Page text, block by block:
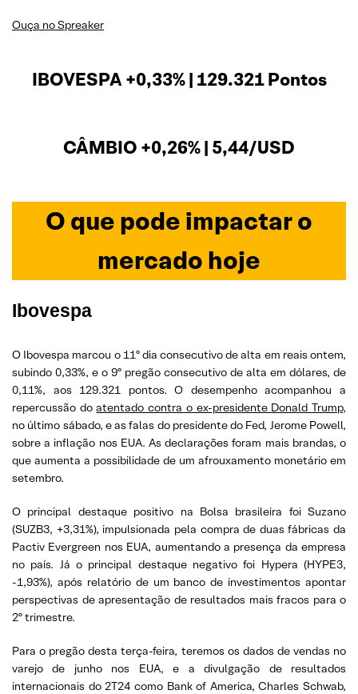
Ouça no Spreaker
IBOVESPA +0,33% | 129.321 Pontos
CÂMBIO +0,26% | 5,44/USD
O que pode impactar o
mercado hoje
Ibovespa
O Ibovespa marcou o 11º dia consecutivo de alta em reais ontem,
subindo 0,33%, e o 9º pregão consecutivo de alta em dólares, de
0,11%, aos 129.321 pontos. O desempenho acompanhou a
repercussão doatentado contra o ex-presidente Donald Trump,
no último sábado, e as falas do presidente do Fed, Jerome Powell,
sobre a inflação nos EUA. As declarações foram mais brandas, o
que aumenta a possibilidade de um afrouxamento monetário em
setembro.
O principal destaque positivo na Bolsa brasileira foi Suzano
(SUZB3, +3,31%), impulsionada pela compra de duas fábricas da
Pactiv Evergreen nos EUA, aumentando a presença da empresa
no país. Já o principal destaque negativo foi Hypera (HYPE3,
-1,93%), após relatório de um banco de investimentos apontar
perspectivas de apresentação de resultados mais fracos para o
2º trimestre.
Para o pregão desta terça-feira, teremos os dados de vendas no
varejo de junho nos EUA, e a divulgação de resultados
internacionais do 2T24 como Bank of America, Charles Schwab,